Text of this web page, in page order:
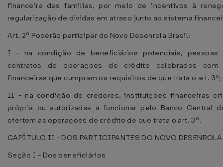
financeira das famílias, por meio de incentivos à
regularização de dívidas em atraso junto ao sistema
Art. 2º Poderão participar do Novo Desenrola Brasil:
I - na condição de beneficiários potenciais, pessoas
contratos de operações de crédito celebrados com
financeiras que cumpram os requisitos de que trata o art. 3º;
II - na condição de credores, instituições financeiras
própria ou autorizadas a funcionar pelo Banco Central
ofertem as operações de crédito de que trata o art. 3º.
CAPÍTULO II - DOS PARTICIPANTES DO NOVO
Seção I - Dos beneficiários